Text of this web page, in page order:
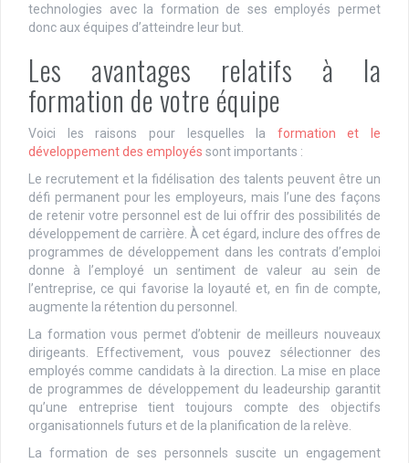
technologies avec la formation de ses employés permet
donc aux équipes d’atteindre leur but.
Les avantages relatifs à la
formation de votre équipe
Voici les raisons pour lesquelles la formation et le
développement des employés sont importants :
Le recrutement et la fidélisation des talents peuvent être un
défi permanent pour les employeurs, mais l’une des façons
de retenir votre personnel est de lui offrir des possibilités de
développement de carrière. À cet égard, inclure des offres de
programmes de développement dans les contrats d’emploi
donne à l’employé un sentiment de valeur au sein de
l’entreprise, ce qui favorise la loyauté et, en fin de compte,
augmente la rétention du personnel.
La formation vous permet d’obtenir de meilleurs nouveaux
dirigeants. Effectivement, vous pouvez sélectionner des
employés comme candidats à la direction. La mise en place
de programmes de développement du leadeurship garantit
qu’une entreprise tient toujours compte des objectifs
organisationnels futurs et de la planification de la relève.
La formation de ses personnels suscite un engagement